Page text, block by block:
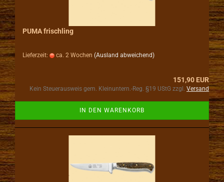
PUMA frischling
Lieferzeit: ca. 2 Wochen (Ausland abweichend)
151,90 EUR
Kein Steuerausweis gem. Kleinuntern.-Reg. §19 UStG zzgl. Versand
IN DEN WARENKORB